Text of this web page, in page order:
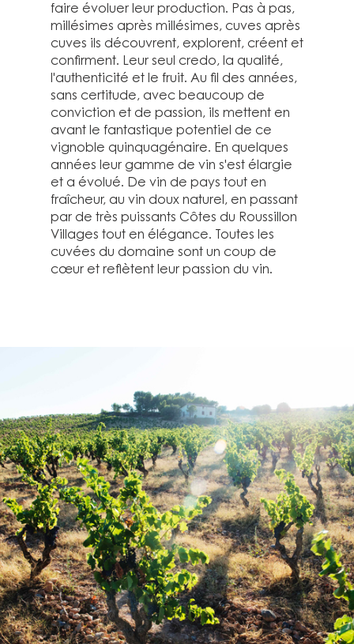
faire évoluer leur production. Pas à pas,
millésimes après millésimes, cuves après
cuves ils découvrent, explorent, créent et
confirment. Leur seul credo, la qualité,
l'authenticité et le fruit. Au fil des années,
sans certitude, avec beaucoup de
conviction et de passion, ils mettent en
avant le fantastique potentiel de ce
vignoble quinquagénaire. En quelques
années leur gamme de vin s'est élargie
et a évolué. De vin de pays tout en
fraîcheur, au vin doux naturel, en passant
par de très puissants Côtes du Roussillon
Villages tout en élégance. Toutes les
cuvées du domaine sont un coup de
cœur et reflètent leur passion du vin.